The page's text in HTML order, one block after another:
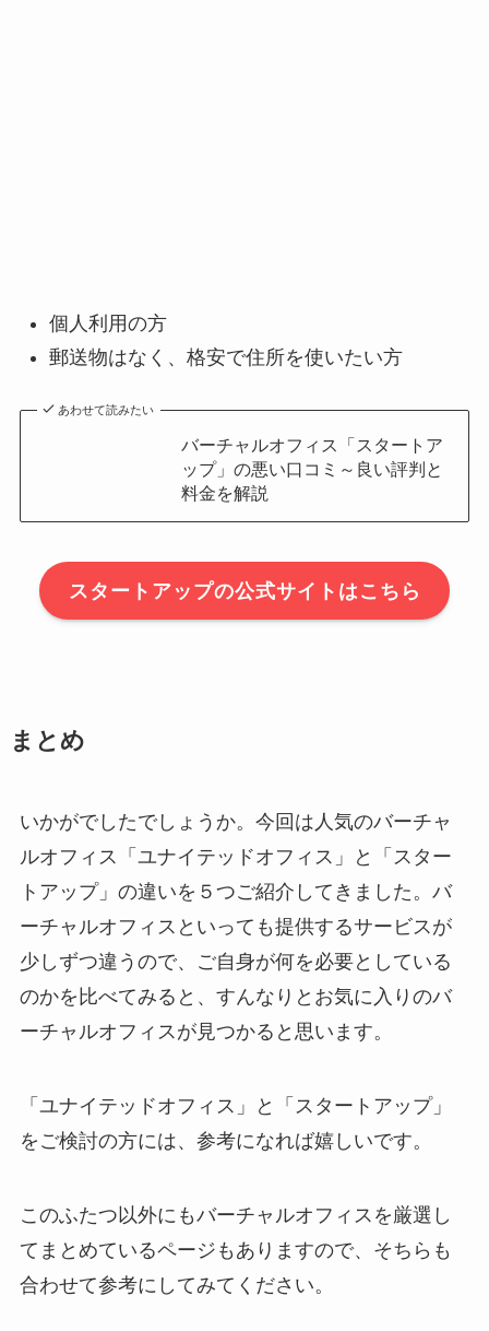
個人利用の方
郵送物はなく、格安で住所を使いたい方
あわせて読みたい
バーチャルオフィス「スタートア
ップ」の悪い口コミ～良い評判と
料金を解説
スタートアップの公式サイトはこちら
まとめ
いかがでしたでしょうか。今回は人気のバーチャ
ルオフィス「ユナイテッドオフィス」と「スター
トアップ」の違いを５つご紹介してきました。バ
ーチャルオフィスといっても提供するサービスが
少しずつ違うので、ご自身が何を必要としている
のかを比べてみると、すんなりとお気に入りのバ
ーチャルオフィスが見つかると思います。
「ユナイテッドオフィス」と「スタートアップ」
をご検討の方には、参考になれば嬉しいです。
このふたつ以外にもバーチャルオフィスを厳選し
てまとめているページもありますので、そちらも
合わせて参考にしてみてください。